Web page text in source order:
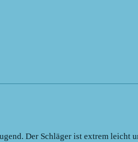
Der Schläger ist extrem leicht